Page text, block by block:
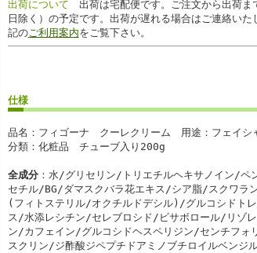
出荷について 出荷は宅配便です。ご注文から出荷ま
日除く）の予定です。出荷が遅れる場合はご連絡い
記のご利用案内をご覧下さい。
仕様
品名：フィゴーナ クーレクリーム 用途：フェイシ
分類：化粧品 チューブ入り200g
全成分：水/グリセリン/トリエチルヘキサノイン/ペ
セチル/BG/ダマスクバラ花エキス/シア脂/スクワラ
(フィトステリル/オクチルドデシル)/グルコシドト
ス/水添レシチン/セレブロシド/ビサボロール/リゾ
ン/カフェイン/グルコシドヘスペリジン/センチフ
スクリン/ジ酢酸ジペプチドアミノブチロイルベン